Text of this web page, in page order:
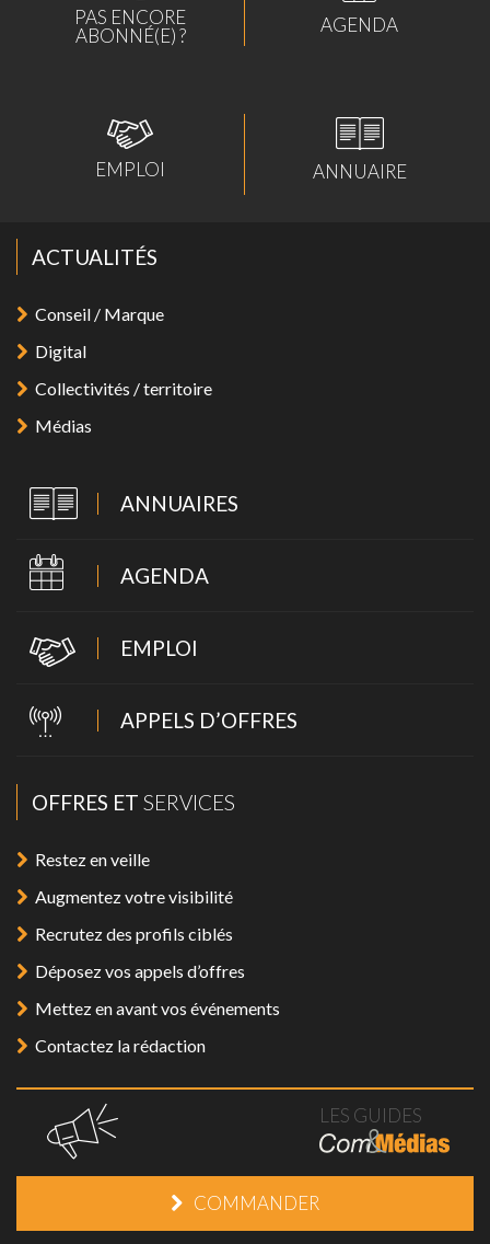
PAS ENCORE
ABONNÉ(E) ?
AGENDA
EMPLOI ANNUAIRE
ACTUALITÉS
Conseil / Marque
Digital
Collectivités / territoire
Médias
ANNUAIRES
AGENDA
EMPLOI
APPELS D’OFFRES
OFFRES ET SERVICES
Restez en veille
Augmentez votre visibilité
Recrutez des profils ciblés
Déposez vos appels d’offres
Mettez en avant vos événements
Contactez la rédaction
LES GUIDES
COMMANDER